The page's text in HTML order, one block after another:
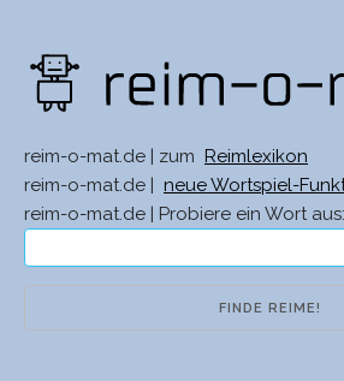
reim-o-mat.de | zum
Reimlexikon
reim-o-mat.de |
neue Wortspiel-
reim-o-mat.de | Probiere ein Wort aus: